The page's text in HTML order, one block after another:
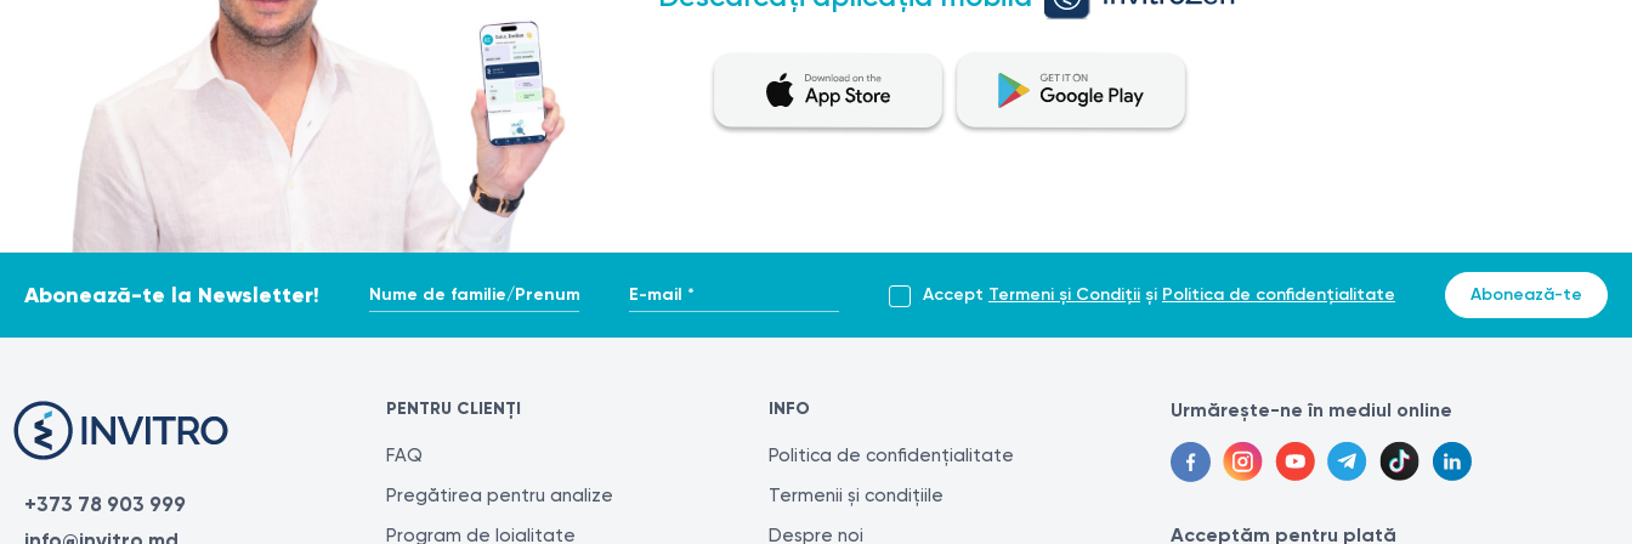
Abonează-te la Newsletter! Nume de familie/Prenume * E-mail * Accept Termeni și Condiții și Politica de confidențialitate Abonează-te
+373 78 903 999
PENTRU CLIENȚI
FAQ
Pregătirea pentru analize
Program de loialitate
INFO
Politica de confidențialitate
Termenii și condițiile
Despre noi
Urmărește-ne în mediul online
Acceptăm pentru plată